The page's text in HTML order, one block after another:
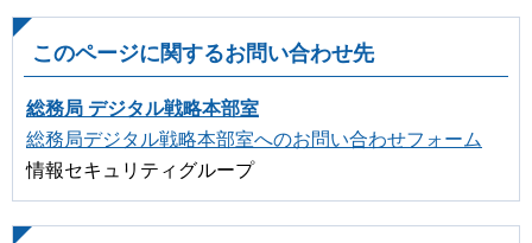
このページに関するお問い合わせ先
総務局 デジタル戦略本部室
総務局デジタル戦略本部室へのお問い合わせフォーム
情報セキュリティグループ